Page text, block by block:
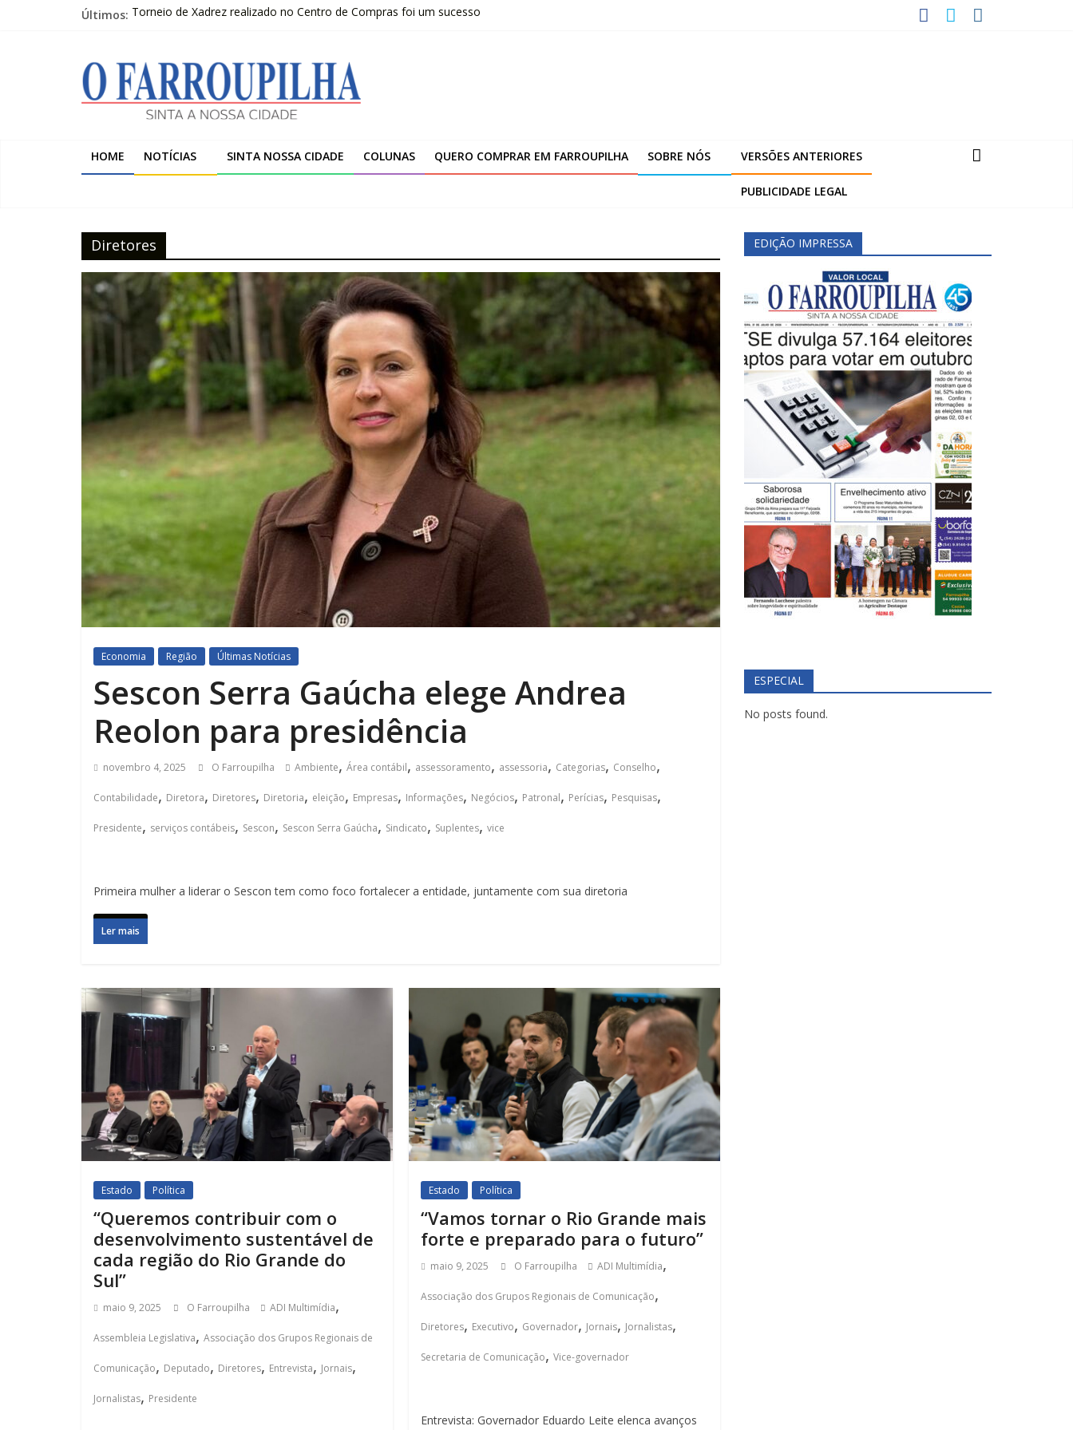
Últimos: Torneio de Xadrez realizado no Centro de Compras foi um sucesso
Projeto do Moinhos de Vento ultrapassa 900 atendimentos a vítimas da enchente de 2024
2º Moot do escotismo nacional passa por Farroupilha
O
Farroupilha
HOME NOTÍCIAS SINTA NOSSA CIDADE COLUNAS QUERO COMPRAR EM FARROUPILHA SOBRE NÓS VERSÕES ANTERIORES
PUBLICIDADE LEGAL
Diretores
Economia Região Últimas Notícias
Sescon Serra Gaúcha elege Andrea
Reolon para presidência
novembro 4, 2025 O Farroupilha Ambiente, Área contábil, assessoramento, assessoria, Categorias, Conselho,
Contabilidade, Diretora, Diretores, Diretoria, eleição, Empresas, Informações, Negócios, Patronal, Perícias, Pesquisas,
Presidente, serviços contábeis, Sescon, Sescon Serra Gaúcha, Sindicato, Suplentes, vice
Primeira mulher a liderar o Sescon tem como foco fortalecer a entidade, juntamente com sua diretoria
Ler mais
Estado Política
“Queremos contribuir com o
desenvolvimento sustentável de
cada região do Rio Grande do
Sul”
maio 9, 2025 O Farroupilha ADI Multimídia,
Assembleia Legislativa, Associação dos Grupos Regionais de
Comunicação, Deputado, Diretores, Entrevista, Jornais,
Jornalistas, Presidente
Estado Política
“Vamos tornar o Rio Grande mais
forte e preparado para o futuro”
maio 9, 2025 O Farroupilha ADI Multimídia,
Associação dos Grupos Regionais de Comunicação,
Diretores, Executivo, Governador, Jornais, Jornalistas,
Secretaria de Comunicação,Vice-governador
Entrevista: Governador Eduardo Leite elenca avanços
EDIÇÃO IMPRESSA
ESPECIAL
No posts found.